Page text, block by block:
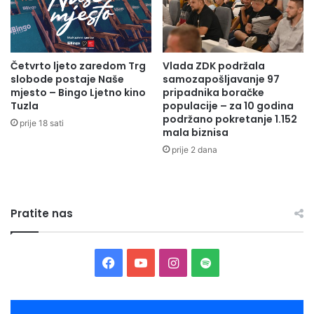
A
v
š
e
š
k
o
s
j
u
Četvrto ljeto zaredom Trg
slobode postaje Naše
mjesto – Bingo Ljetno kino
Tuzla
prije 18 sati
Vlada ZDK podržala
samozapošljavanje 97
pripadnika boračke
populacije – za 10 godina
podržano pokretanje 1.152
mala biznisa
prije 2 dana
Pratite nas
I
S